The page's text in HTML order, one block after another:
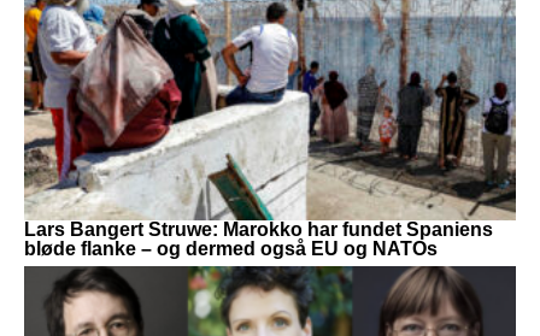
Lars Bangert Struwe: Marokko har fundet Spaniens
bløde flanke – og dermed også EU og NATOs